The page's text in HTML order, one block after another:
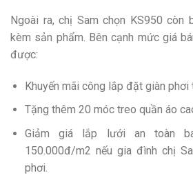
Ngoài ra, chị Sam chọn KS950 còn
kèm sản phẩm. Bên cạnh mức giá
được:
Khuyến mãi công lắp đặt giàn phơi
Tặng thêm 20 móc treo quần áo
Giảm giá lắp lưới an toàn
150.000đ/m2 nếu gia đình chị
phơi.